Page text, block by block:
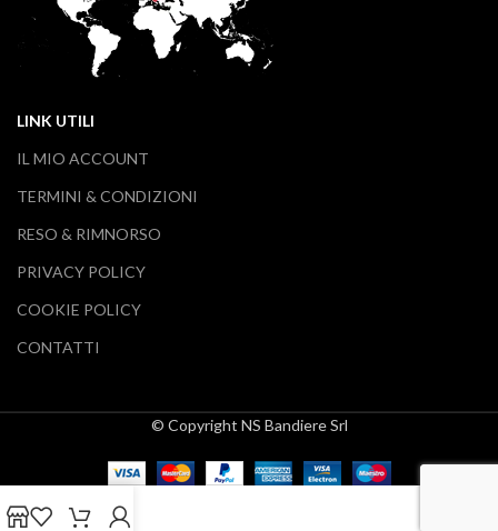
LINK UTILI
IL MIO ACCOUNT
TERMINI & CONDIZIONI
RESO & RIMNORSO
PRIVACY POLICY
COOKIE POLICY
CONTATTI
© Copyright NS Bandiere Srl